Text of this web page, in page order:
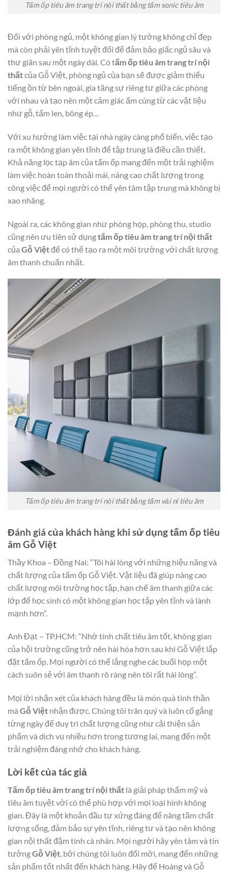
Tấm ốp tiêu âm trang trí nội thất bằng tấm sonic tiêu âm
Đối với phòng ngủ, một không gian lý tưởng không chỉ đẹp
mà còn phải yên tĩnh tuyệt đối để đảm bảo giấc ngủ sâu và
thư giãn sau một ngày dài. Có tấm ốp tiêu âm trang trí nội
thấtcủa Gỗ Việt, phòng ngủ của bạn sẽ được giảm thiểu
tiếng ồn từ bên ngoài, gia tăng sự riêng tư giữa các phòng
với nhau và tạo nên một cảm giác ấm cúng từ các vật liệu
như gỗ, tấm len, bông ép…
Với xu hướng làm việc tại nhà ngày càng phổ biến, việc tạo
ra một không gian yên tĩnh để tập trung là điều cần thiết.
Khả năng lọc tạp âm của tấm ốp mang đến một trải nghiệm
làm việc hoàn toàn thoải mái, nâng cao chất lượng trong
công việc để mọi người có thể yên tâm tập trung mà không bị
xao nhãng.
Ngoài ra, các không gian như phòng họp, phòng thu, studio
cũng nên ưu tiên sử dụngtấm ốp tiêu âm trang trí nội thất
của Gỗ Việtđể có thể tạo ra một môi trường với chất lượng
âm thanh chuẩn nhất.
Tấm ốp tiêu âm trang trí nội thất bằng tấm vải nỉ tiêu âm
Đánh giá của khách hàng khi sử dụng tấm ốp tiêu
âm Gỗ Việt
Thầy Khoa – Đồng Nai: “Tôi hài lòng với những hiệu năng và
chất lượng của tấm ốp Gỗ Việt. Vật liệu đã giúp nâng cao
chất lượng môi trường học tập, hạn chế âm thanh giữa các
lớp để học sinh có một không gian học tập yên tĩnh và lành
mạnh hơn”.
Anh Đạt – TP.HCM: “Nhờ tính chất tiêu âm tốt, không gian
của hội trường cũng trở nên hài hòa hơn sau khi Gỗ Việt lắp
đặt tấm ốp. Mọi người có thể lắng nghe các buổi họp một
cách suôn sẻ với âm thanh rõ ràng nên tôi rất hài lòng”.
Mọi lời nhận xét của khách hàng đều là món quà tinh thần
mà Gỗ Việt nhận được. Chúng tôi trân quý và luôn cố gắng
từng ngày để duy trì chất lượng cũng như cải thiện sản
phẩm và dịch vụ nhiều hơn trong tương lai, mang đến một
trải nghiệm đáng nhớ cho khách hàng.
Lời kết của tác giả
Tấm ốp tiêu âm trang trí nội thất là giải pháp thẩm mỹ và
tiêu âm tuyệt vời có thể phù hợp với mọi loại hình không
gian. Đây là một khoản đầu tư xứng đáng để nâng tầm chất
lượng sống, đảm bảo sự yên tĩnh, riêng tư và tạo nên không
gian nội thất đậm tính cá nhân. Mọi người hãy yên tâm và tin
tưởngGỗ Việt , bởi chúng tôi luôn đổi mới, mang đến những
sản phẩm tốt nhất đến khách hàng. Hãy để Hoàng và Gỗ